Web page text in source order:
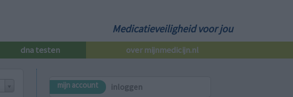
Medicatieveiligheid voor jou
dna testen over mijnmedicijn.nl
mijn account inloggen